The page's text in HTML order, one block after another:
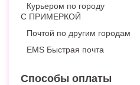
Курьером по городу
С ПРИМЕРКОЙ
Почтой по другим городам
EMS Быстрая почта
Способы оплаты